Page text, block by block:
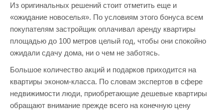
Из оригинальных решений стоит отметить еще и
«ожидание новоселья». По условиям этого бонуса всем
покупателям застройщик оплачивал аренду квартиры
площадью до 100 метров целый год, чтобы они спокойно
ожидали сдачу дома, ни о чем не заботясь.
Большое количество акций и подарков приходится на
квартиры эконом-класса. По словам экспертов в сфере
недвижимости люди, приобретающие дешевые квартиры
обращают внимание прежде всего на конечную цену